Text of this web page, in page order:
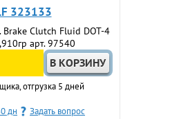
323133
Clutch Fluid DOT-4
арт. 97540
отгрузка 5 дней
дн Задать вопрос